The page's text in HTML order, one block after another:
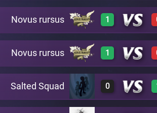
3 A2
Novus rursus 1
3 A8
Novus rursus 1
3 B7
Salted Squad 0